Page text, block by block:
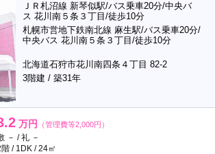
ＪＲ札沼線 新琴似駅/バス乗車20分/中央バ
ス 花川南５条３丁目/徒歩10分
札幌市営地下鉄南北線 麻生駅/バス乗車20分/
中央バス 花川南５条３丁目/徒歩10分
北海道石狩市花川南四条４丁目 82-2
3階建 / 築31年
万円 （管理費等2,000円）
－ / 礼 －
/ 1DK / 24㎡